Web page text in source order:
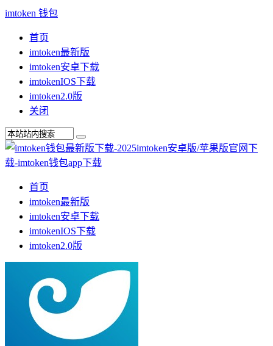
imtoken 钱包
首页
imtoken最新版
imtoken安卓下载
imtokenIOS下载
imtoken2.0版
关闭
首页
imtoken最新版
imtoken安卓下载
imtokenIOS下载
imtoken2.0版